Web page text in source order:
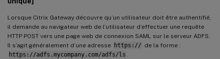
Lorsque Citrix Gateway découvre qu’un utilisateur doit être authentifié,
il demande au navigateur web de l’utilisateur d’effectuer une requête
HTTP POST vers une page web de connexion SAML sur le serveur ADFS.
Il s’agit généralement d’une adresse https:// de la forme :
https://adfs.mycompany.com/adfs/ls .